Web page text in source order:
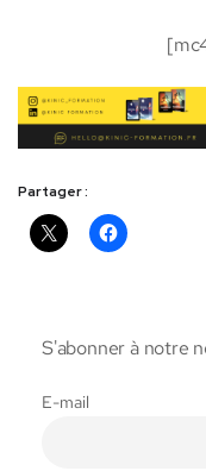
Partager :
S'abonner à notre
E-mail